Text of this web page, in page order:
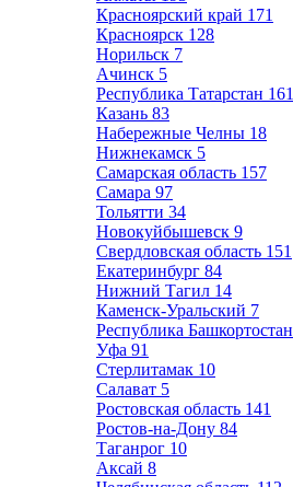
Красноярский край 171
Красноярск 128
Норильск 7
Ачинск 5
Республика Татарстан 161
Казань 83
Набережные Челны 18
Нижнекамск 5
Самарская область 157
Самара 97
Тольятти 34
Новокуйбышевск 9
Свердловская область 151
Екатеринбург 84
Нижний Тагил 14
Каменск-Уральский 7
Республика Башкортостан
Уфа 91
Стерлитамак 10
Салават 5
Ростовская область 141
Ростов-на-Дону 84
Таганрог 10
Аксай 8